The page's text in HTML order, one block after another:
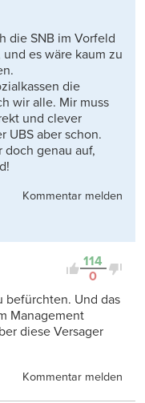
die SNB im Vorfeld
es wäre kaum zu
die
wir alle. Mir muss
und clever
UBS aber schon.
genau auf,
Kommentar melden
114
0
befürchten. Und das
Management
diese Versager
Kommentar melden